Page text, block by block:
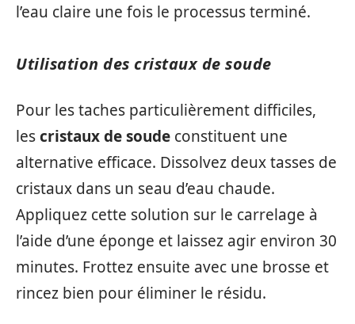
l’eau claire une fois le processus terminé.
Utilisation des cristaux de soude
Pour les taches particulièrement difficiles,
lescristaux de soude constituent une
alternative efficace. Dissolvez deux tasses de
cristaux dans un seau d’eau chaude.
Appliquez cette solution sur le carrelage à
l’aide d’une éponge et laissez agir environ 30
minutes. Frottez ensuite avec une brosse et
rincez bien pour éliminer le résidu.